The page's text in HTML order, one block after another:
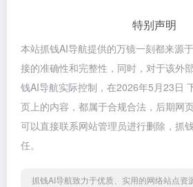
特别声明
本站抓钱AI导航提供的万镜一刻都来源
接的准确性和完整性，同时，对于该外
钱AI导航实际控制，在2026年5月23日
页上的内容，都属于合规合法，后期网
可以直接联系网站管理员进行删除，抓
任。
抓钱AI导航致力于优质、实用的网络站点资